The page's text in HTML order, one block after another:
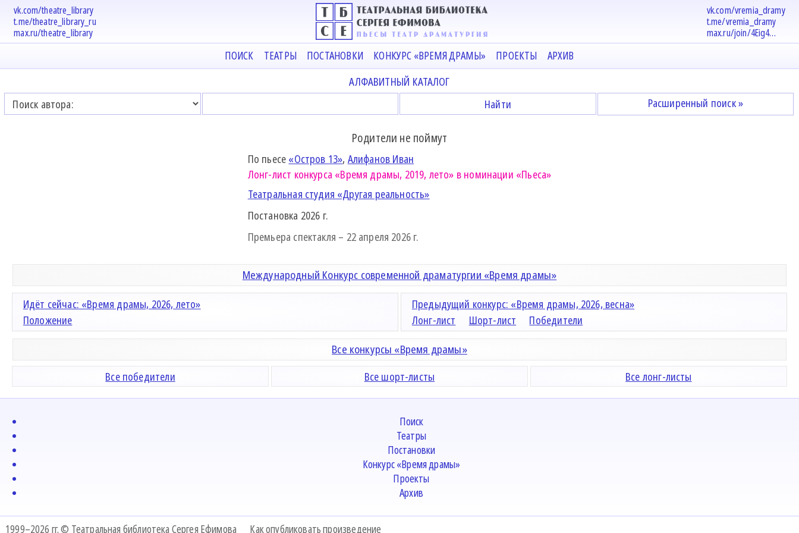
vk.com/theatre_library
t.me/theatre_library_ru
max.ru/theatre_library
vk.com/vremia_dramy
t.me/vremia_dramy
max.ru/join/4Eig4…
ПОИСК ТЕАТРЫ ПОСТАНОВКИ КОНКУРС «ВРЕМЯ ДРАМЫ» ПРОЕКТЫ АРХИВ
АЛФАВИТНЫЙ КАТАЛОГ
Расширенный поиск »
Родители не поймут
По пьесе «Остров 13», Алифанов Иван
Лонг-лист конкурса «Время драмы, 2019, лето» в номинации «Пьеса»
Театральная студия «Другая реальность»
Постановка 2026 г.
Премьера спектакля – 22 апреля 2026 г.
Международный Конкурс современной драматургии «Время драмы»
Идёт сейчас: «Время драмы, 2026, лето»
Положение
Предыдущий конкурс: «Время драмы, 2026, весна»
Лонг-лист
Шорт-лист Победители
Все конкурсы «Время драмы»
Все победители Все шорт-листы Все лонг-листы
Поиск
Театры
Постановки
Конкурс «Время драмы»
Проекты
Архив
1999–2026 гг. © Театральная библиотека Сергея Ефимова Как опубликовать произведение